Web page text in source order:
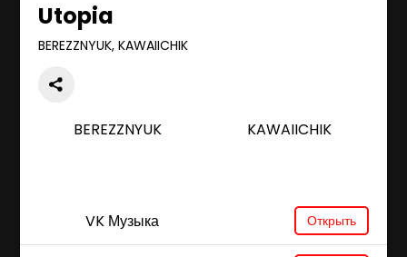
Utopia
BEREZZNYUK, KAWAIICHIK
BEREZZNYUK KAWAIICHIK
VK Музыка Открыть